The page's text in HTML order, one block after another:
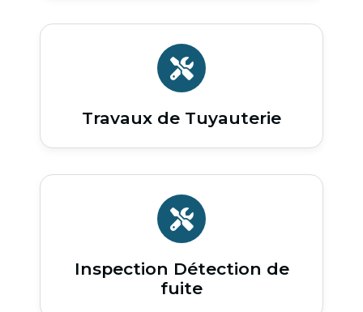
Travaux de Tuyauterie
Inspection Détection de
fuite